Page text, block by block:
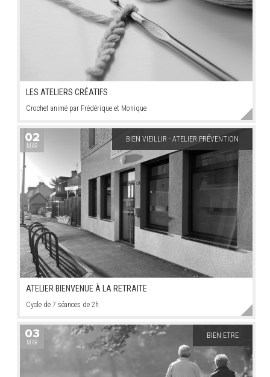
LES ATELIERS CRÉATIFS
Crochet animé par Frédérique et Monique
ATELIER BIENVENUE À LA RETRAITE
Cycle de 7 séances de 2h
02
MAR
BIEN VIEILLIR - ATELIER PRÉVENTION
03
MAR
BIEN ETRE